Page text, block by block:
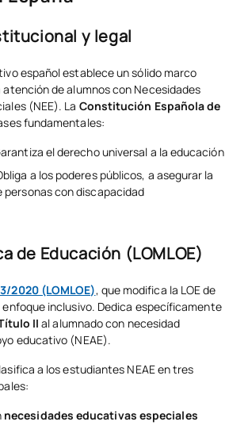
y legal
español establece un sólido marco
de alumnos con Necesidades
(NEE). La Constitución Española de
fundamentales:
el derecho universal a la educación
a los poderes públicos, a asegurar la
personas con discapacidad
de Educación (LOMLOE)
2020 (LOMLOE), que modifica la LOE de
inclusivo. Dedica específicamente
II al alumnado con necesidad
educativo (NEAE).
a los estudiantes NEAE en tres
necesidades educativas especiales